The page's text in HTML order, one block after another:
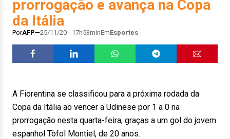
prorrogação e avança na Copa
da Itália
PorAFP 25/11/20 - 17h53minEmEsportes
A Fiorentina se classificou para a próxima rodada da
Copa da Itália ao vencer a Udinese por 1 a 0 na
prorrogação nesta quarta-feira, graças a um gol do jovem
espanhol Tòfol Montiel, de 20 anos.